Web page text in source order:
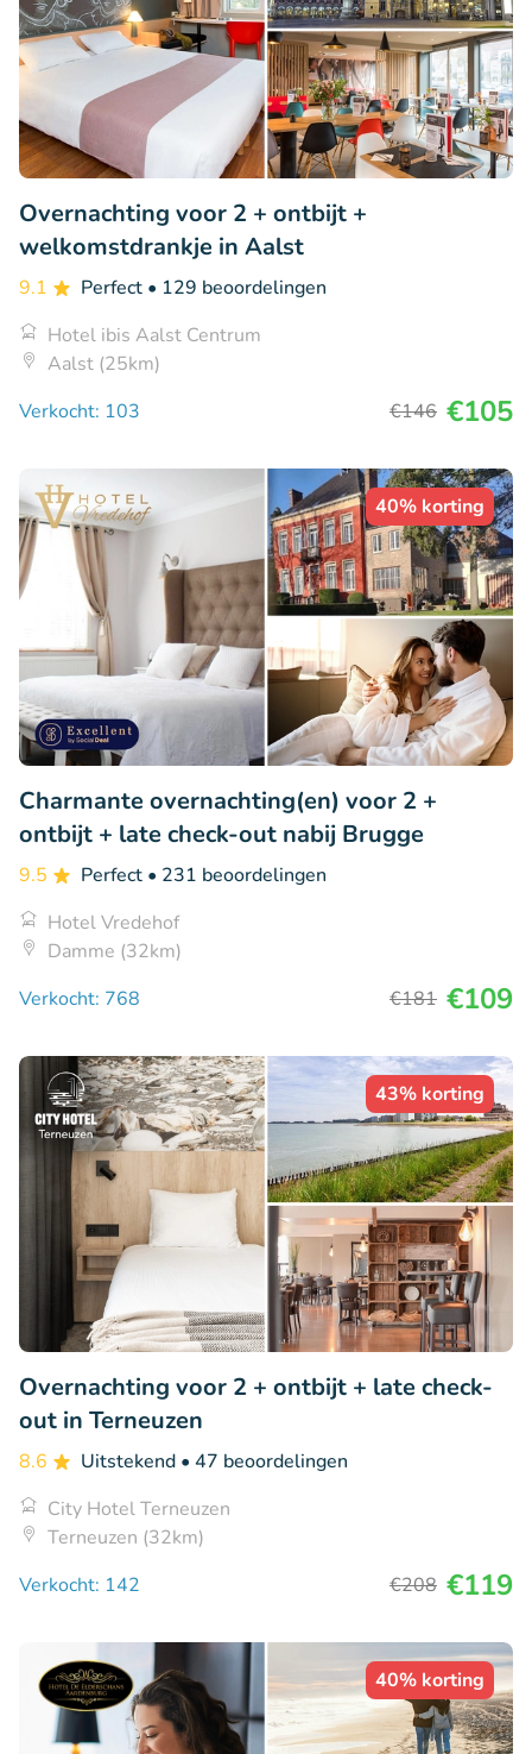
Overnachting voor 2 + ontbijt +
welkomstdrankje in Aalst
9.1 Perfect • 129 beoordelingen
Hotel ibis Aalst Centrum
Aalst (25km)
Verkocht: 103
€146 €105
40% korting
Charmante overnachting(en) voor 2 +
ontbijt + late check-out nabij Brugge
9.5 Perfect • 231 beoordelingen
Hotel Vredehof
Damme (32km)
Verkocht: 768
€181 €109
43% korting
Overnachting voor 2 + ontbijt + late check-
out in Terneuzen
8.6 Uitstekend • 47 beoordelingen
City Hotel Terneuzen
Terneuzen (32km)
Verkocht: 142
€208 €119
40% korting